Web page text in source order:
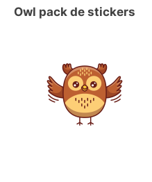
Owl pack de stickers